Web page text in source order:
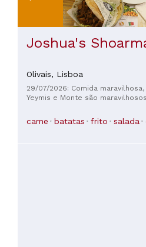
Joshua's
Olivais, Lisboa
29/07/2026: Comida
Yeymis e Monte são maravilhosos, me ajudaram em tudo e
carne batatas frito salada